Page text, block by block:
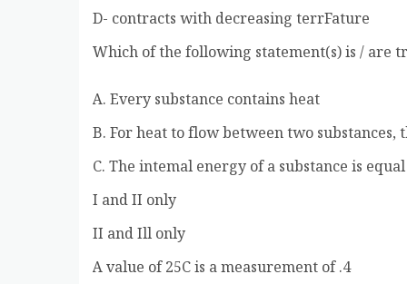
D- contracts with decreasing terrFature
A. Every substance contains heat
B. For heat to flow between two
C. The intemal energy of a substance is
I and II only
II and Ill only
4. A value of 25C is a measurement of